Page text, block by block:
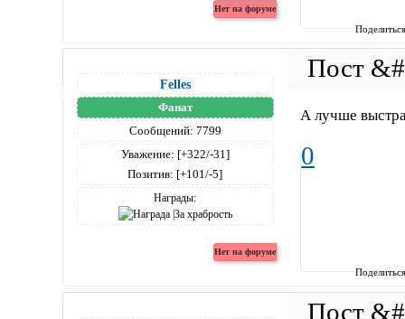
Felles
Фанат
Сообщений: 7799
Уважение: [+322/-31]
Позитив: [+101/-5]
Награды:
А лучше
0